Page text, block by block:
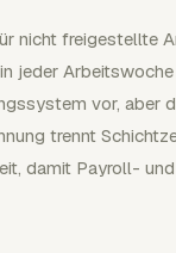
nicht freigestellte
jeder
vor, aber
trennt
damit Payroll-